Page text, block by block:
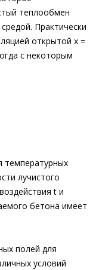
теплообмен
Практически
открытой х =
с некоторым
температурных
лучистого
t и
бетона имеет
полей для
условий